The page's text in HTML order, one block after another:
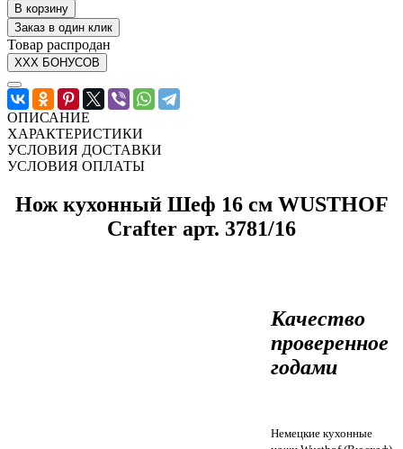
В корзину
Заказ в один клик
Товар распродан
XXX БОНУСОВ
ОПИСАНИЕ
ХАРАКТЕРИСТИКИ
УСЛОВИЯ ДОСТАВКИ
УСЛОВИЯ ОПЛАТЫ
Нож кухонный Шеф 16 см WUSTHOF
Crafter арт. 3781/16
Качество
проверенное
годами
Немецкие кухонные